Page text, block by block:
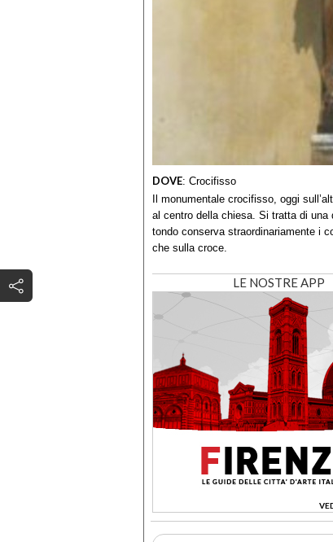
DOVE: Crocifisso
Il monumentale crocifisso, oggi
al centro della chiesa. Si tratta di
tondo conserva straordinariamente i
che sulla croce.
LE NOSTRE APP
>